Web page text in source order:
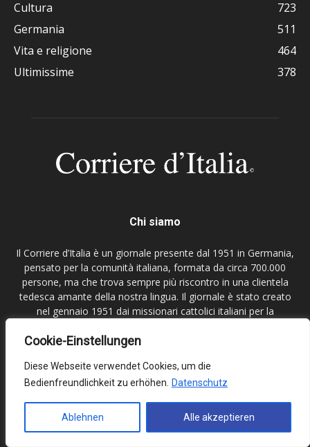
Cookie-Einstellungen
Diese Webseite verwendet Cookies, um die
Bedienfreundlichkeit zu erhöhen.
Datenschutz
Ablehnen Alle akzeptieren
Cultura
723
Germania
511
Vita e religione
464
Ultimissime
378
Chi siamo
Il Corriere d’Italia è un giornale presente dal 1951 in Germania,
pensato per la comunità italiana, formata da circa 700.000
persone, ma che trova sempre più riscontro in una clientela
tedesca amante della nostra lingua. Il giornale è stato creato
nel gennaio 1951 dai missionari cattolici italiani per la
s’ispira ai principi della fede cristiana, ha come scopo favorire,
politica e religiosa dei cittadini che vivono in Germania,
l’integrazione e di informarli sugli avvenimenti dell’Italia, del
d'Italia si struttura come laboratorio del dibattito interculturale.
Il Corriere d'Italia è un giornale del presente e del futuro, con